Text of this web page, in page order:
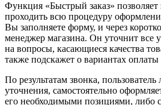
Функция «Быстрый заказ»
проходить всю процедуру
Вы заполняете форму, и через
менеджер магазина. Он уточнит все
на вопросы, касающиеся качества
также подскажет о вариантах оплаты
По результатам звонка,
уточнения, самостоятельно
его необходимыми позициями, либо